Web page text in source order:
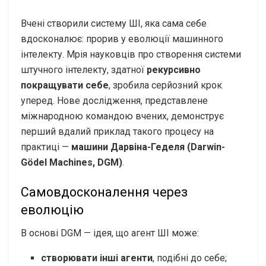
Вчені створили систему ШІ, яка сама себе
вдосконалює: прорив у еволюції машинного
інтелекту. Мрія науковців про створення системи
штучного інтелекту, здатної рекурсивно
покращувати себе, зробила серйозний крок
уперед. Нове дослідження, представлене
міжнародною командою вчених, демонструє
перший вдалий приклад такого процесу на
практиці — машини Дарвіна-Геделя (Darwin-
Gödel Machines, DGM).
Самовдосконалення через
еволюцію
В основі DGM — ідея, що агент ШІ може:
створювати інші агенти, подібні до себе;